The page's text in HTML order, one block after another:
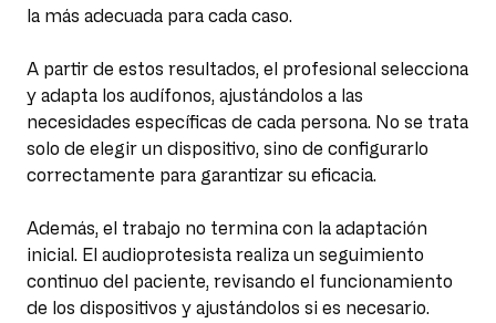
la más adecuada para cada caso.
A partir de estos resultados, el profesional selecciona
y adapta los audífonos, ajustándolos a las
necesidades específicas de cada persona. No se trata
solo de elegir un dispositivo, sino de configurarlo
correctamente para garantizar su eficacia.
Además, el trabajo no termina con la adaptación
inicial. El audioprotesista realiza un seguimiento
continuo del paciente, revisando el funcionamiento
de los dispositivos y ajustándolos si es necesario.